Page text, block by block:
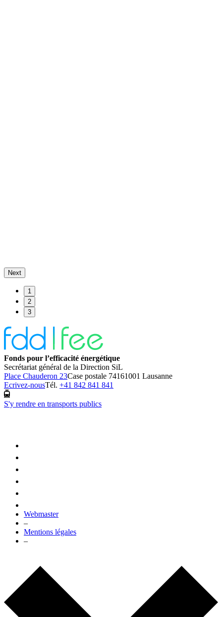
Next
1
2
3
Fonds pour l’efficacité énergétique
Secrétariat général de la Direction SiL
Place Chauderon 23Case postale 74161001 Lausanne
Ecrivez-nousTél. +41 842 841 841
S'y rendre en transports publics
Webmaster
–
Mentions légales
–